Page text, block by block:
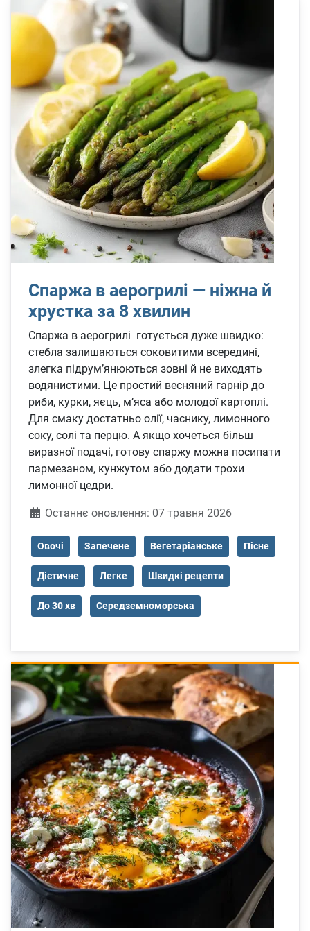
Спаржа в аерогрилі — ніжна й
хрустка за 8 хвилин
Спаржа в аерогрилі готується дуже швидко:
стебла залишаються соковитими всередині,
злегка підрум’янюються зовні й не виходять
водянистими. Це простий весняний гарнір до
риби, курки, яєць, м’яса або молодої картоплі.
Для смаку достатньо олії, часнику, лимонного
соку, солі та перцю. А якщо хочеться більш
виразної подачі, готову спаржу можна посипати
пармезаном, кунжутом або додати трохи
лимонної цедри.
ДеталіОстаннє оновлення: 07 травня 2026
Овочі Запечене Вегетаріанське Пісне
Дієтичне Легке Швидкі рецепти
До 30 хв Середземноморська